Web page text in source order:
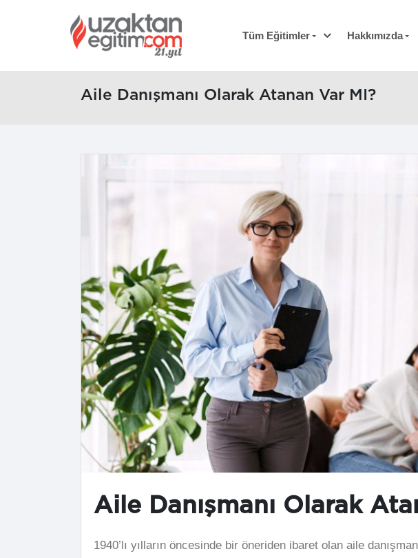
Tüm Eğitimler Hakkımızda
Aile Danışmanı Olarak Atanan Var MI?
Aile Danışmanı Olarak
1940’lı yılların öncesinde bir öneriden ibaret olan aile